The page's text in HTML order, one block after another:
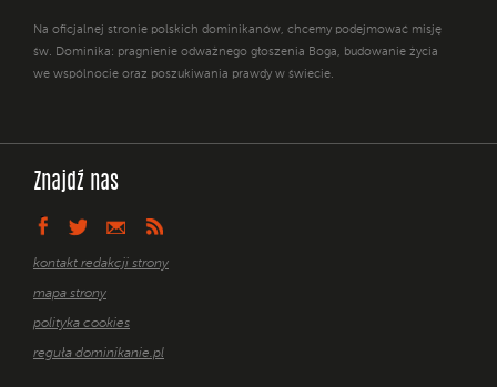
Na oficjalnej stronie polskich dominikanów, chcemy podejmować misję
św. Dominika: pragnienie odważnego głoszenia Boga, budowanie życia
we wspólnocie oraz poszukiwania prawdy w świecie.
Znajdź nas
kontakt redakcji strony
mapa strony
polityka cookies
reguła dominikanie.pl